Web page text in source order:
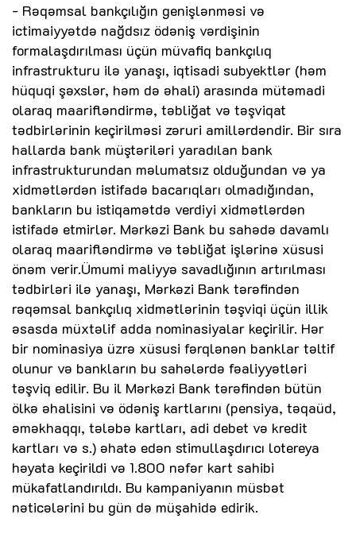
- Rəqəmsal bankçılığın genişlənməsi və
ictimaiyyətdə nağdsız ödəniş vərdişinin
formalaşdırılması üçün müvafiq bankçılıq
infrastrukturu ilə yanaşı, iqtisadi subyektlər (həm
hüquqi şəxslər, həm də əhali) arasında mütəmadi
olaraq maarifləndirmə, təbliğat və təşviqat
tədbirlərinin keçirilməsi zəruri amillərdəndir. Bir sıra
hallarda bank müştəriləri yaradılan bank
infrastrukturundan məlumatsız olduğundan və ya
xidmətlərdən istifadə bacarıqları olmadığından,
bankların bu istiqamətdə verdiyi xidmətlərdən
istifadə etmirlər. Mərkəzi Bank bu sahədə davamlı
olaraq maarifləndirmə və təbliğat işlərinə xüsusi
önəm verir.Ümumi maliyyə savadlığının artırılması
tədbirləri ilə yanaşı, Mərkəzi Bank tərəfindən
rəqəmsal bankçılıq xidmətlərinin təşviqi üçün illik
əsasda müxtəlif adda nominasiyalar keçirilir. Hər
bir nominasiya üzrə xüsusi fərqlənən banklar təltif
olunur və bankların bu sahələrdə fəaliyyətləri
təşviq edilir. Bu il Mərkəzi Bank tərəfindən bütün
ölkə əhalisini və ödəniş kartlarını (pensiya, təqaüd,
əməkhaqqı, tələbə kartları, adi debet və kredit
kartları və s.) əhatə edən stimullaşdırıcı lotereya
həyata keçirildi və 1.800 nəfər kart sahibi
mükafatlandırıldı. Bu kampaniyanın müsbət
nəticələrini bu gün də müşahidə edirik.